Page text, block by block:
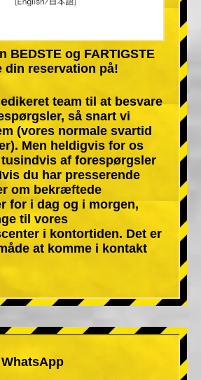
BEDSTE og FARTIGSTE
din reservation på!
team til at besvare
så snart vi
(vores normale svartid
Men heldigvis for os
af forespørgsler
du har presserende
om bekræftede
for i dag og i morgen,
til vores
i kontortiden. Det er
at komme i kontakt